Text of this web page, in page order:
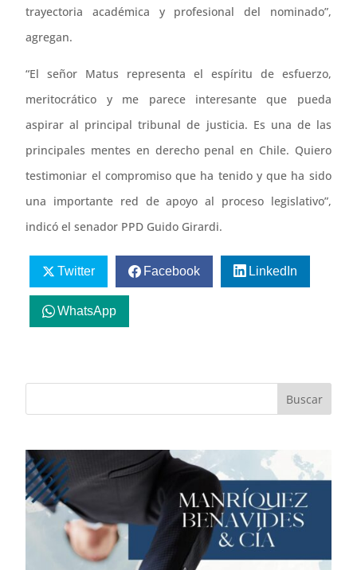
trayectoria académica y profesional del nominado”,
agregan.
“El señor Matus representa el espíritu de esfuerzo,
meritocrático y me parece interesante que pueda
aspirar al principal tribunal de justicia. Es una de las
principales mentes en derecho penal en Chile. Quiero
testimoniar el compromiso que ha tenido y que ha sido
una importante red de apoyo al proceso legislativo”,
indicó el senador PPD Guido Girardi.
Twitter Facebook LinkedIn
WhatsApp